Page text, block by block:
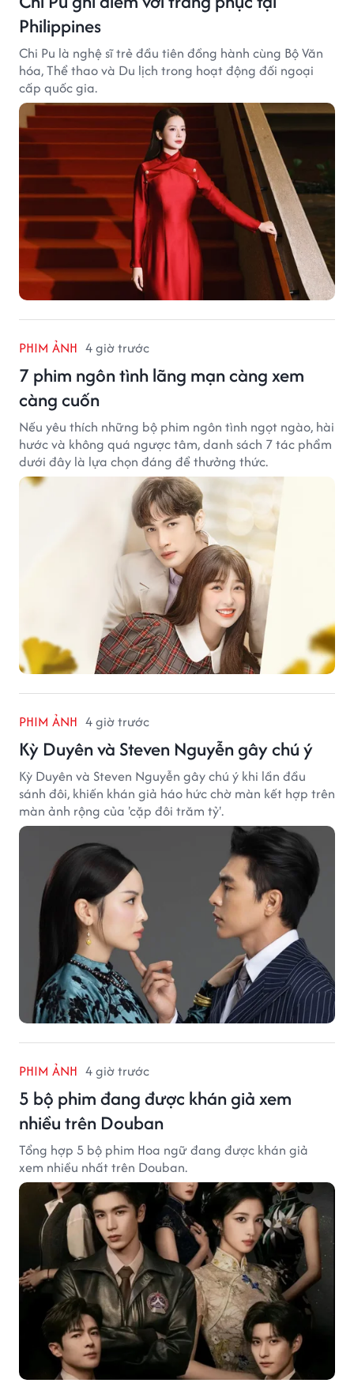
Philippines
Chi Pu là nghệ sĩ trẻ đầu tiên đồng hành cùng Bộ Văn
hóa, Thể thao và Du lịch trong hoạt động đối ngoại
cấp quốc gia.
PHIM ẢNH 4 giờ trước
7 phim ngôn tình lãng mạn càng xem
càng cuốn
Nếu yêu thích những bộ phim ngôn tình ngọt ngào, hài
hước và không quá ngược tâm, danh sách 7 tác phẩm
dưới đây là lựa chọn đáng để thưởng thức.
PHIM ẢNH 4 giờ trước
Kỳ Duyên và Steven Nguyễn gây chú ý
Kỳ Duyên và Steven Nguyễn gây chú ý khi lần đầu
sánh đôi, khiến khán giả háo hức chờ màn kết hợp trên
màn ảnh rộng của 'cặp đôi trăm tỷ'.
PHIM ẢNH 4 giờ trước
5 bộ phim đang được khán giả xem
nhiều trên Douban
Tổng hợp 5 bộ phim Hoa ngữ đang được khán giả
xem nhiều nhất trên Douban.